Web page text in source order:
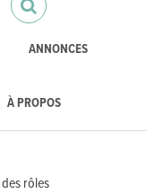
ANNONCES
À PROPOS
rôles